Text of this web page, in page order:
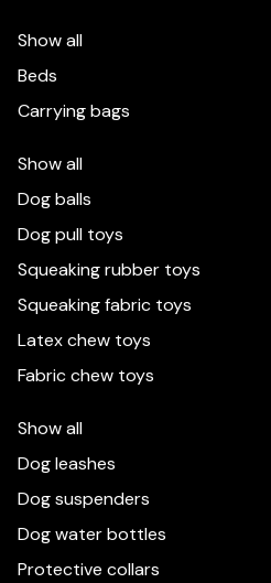
Show all
Beds
Carrying bags
Show all
Dog balls
Dog pull toys
Squeaking rubber toys
Squeaking fabric toys
Latex chew toys
Fabric chew toys
Show all
Dog leashes
Dog suspenders
Dog water bottles
Protective collars
dieser Website zu